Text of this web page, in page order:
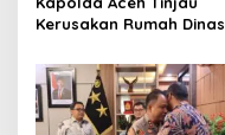
s
Kerusakan Rumah Dinas
Angin Kencang Disertai
Hujan